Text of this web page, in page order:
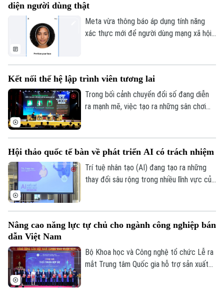
Liên hệ đường dây nóng (bấm để gọi)
diện người dùng thật
Meta vừa thông báo áp dụng tính năng
xác thực mới để người dùng mạng xã hội
Kết nối thế hệ lập trình viên tương lai
Trong bối cảnh chuyển đổi số đang diễn
ra mạnh mẽ, việc tạo ra những sân chơi
Master – Đấu trường Lập trình 2026" đã
được tổ chức tại Học viện Bưu chính viễn
thông, thu hút đông đảo học sinh, sinh
Hội thảo quốc tế bàn về phát triển AI có trách nhiệm
Trí tuệ nhân tạo (AI) đang tạo ra những
thay đổi sâu rộng trong nhiều lĩnh vực của
học Deakin (Úc) tổ chức chiều 2/7.
Nâng cao năng lực tự chủ cho ngành công nghiệp bán
dẫn Việt Nam
Bộ Khoa học và Công nghệ tổ chức Lễ ra
mắt Trung tâm Quốc gia hỗ trợ sản xuất